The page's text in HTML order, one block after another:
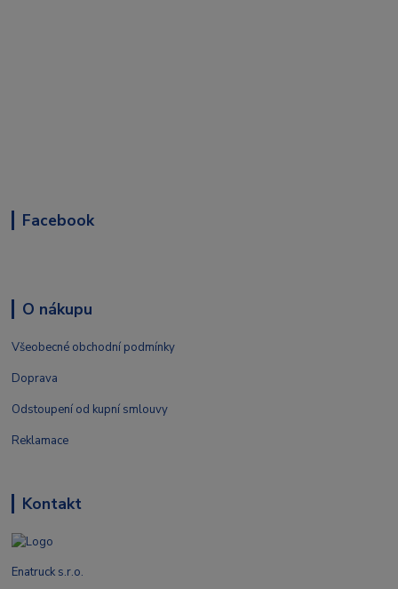
Facebook
O nákupu
Všeobecné obchodní podmínky
Doprava
Odstoupení od kupní smlouvy
Reklamace
Kontakt
Enatruck s.r.o.